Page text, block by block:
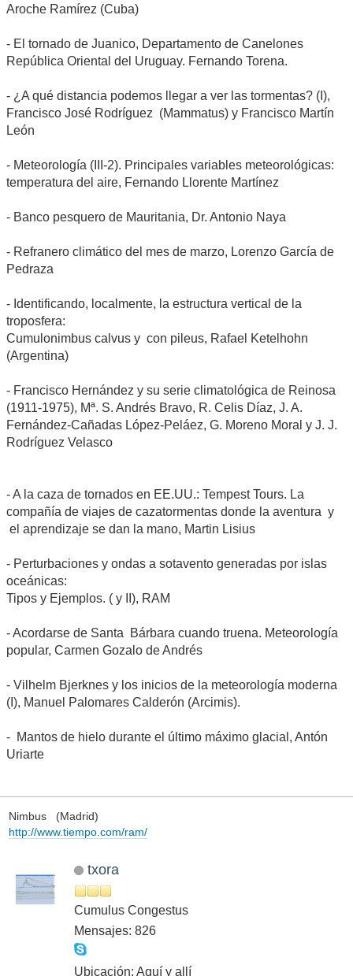
Aroche Ramírez (Cuba)
- El tornado de Juanico, Departamento de Canelones
República Oriental del Uruguay. Fernando Torena.
- ¿A qué distancia podemos llegar a ver las tormentas? (I),
Francisco José Rodríguez (Mammatus) y Francisco Martín
León
- Meteorología (III-2). Principales variables meteorológicas:
temperatura del aire, Fernando Llorente Martínez
- Banco pesquero de Mauritania, Dr. Antonio Naya
- Refranero climático del mes de marzo, Lorenzo García de
Pedraza
- Identificando, localmente, la estructura vertical de la
troposfera:
Cumulonimbus calvus y con pileus, Rafael Ketelhohn
(Argentina)
- Francisco Hernández y su serie climatológica de Reinosa
(1911-1975), Mª. S. Andrés Bravo, R. Celis Díaz, J. A.
Fernández-Cañadas López-Peláez, G. Moreno Moral y J. J.
Rodríguez Velasco
- A la caza de tornados en EE.UU.: Tempest Tours. La
compañía de viajes de cazatormentas donde la aventura y
el aprendizaje se dan la mano, Martin Lisius
- Perturbaciones y ondas a sotavento generadas por islas
oceánicas:
Tipos y Ejemplos. ( y II), RAM
- Acordarse de Santa Bárbara cuando truena. Meteorología
popular, Carmen Gozalo de Andrés
- Vilhelm Bjerknes y los inicios de la meteorología moderna
(I), Manuel Palomares Calderón (Arcimis).
- Mantos de hielo durante el último máximo glacial, Antón
Uriarte
Nimbus (Madrid)
http://www.tiempo.com/ram/
txora
Cumulus Congestus
Mensajes: 826
Ubicación: Aquí y allí